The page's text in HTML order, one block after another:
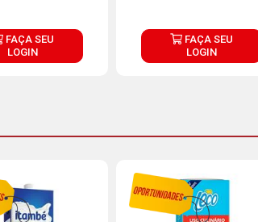
FAÇA SEU
LOGIN
FAÇA SEU
LOGIN